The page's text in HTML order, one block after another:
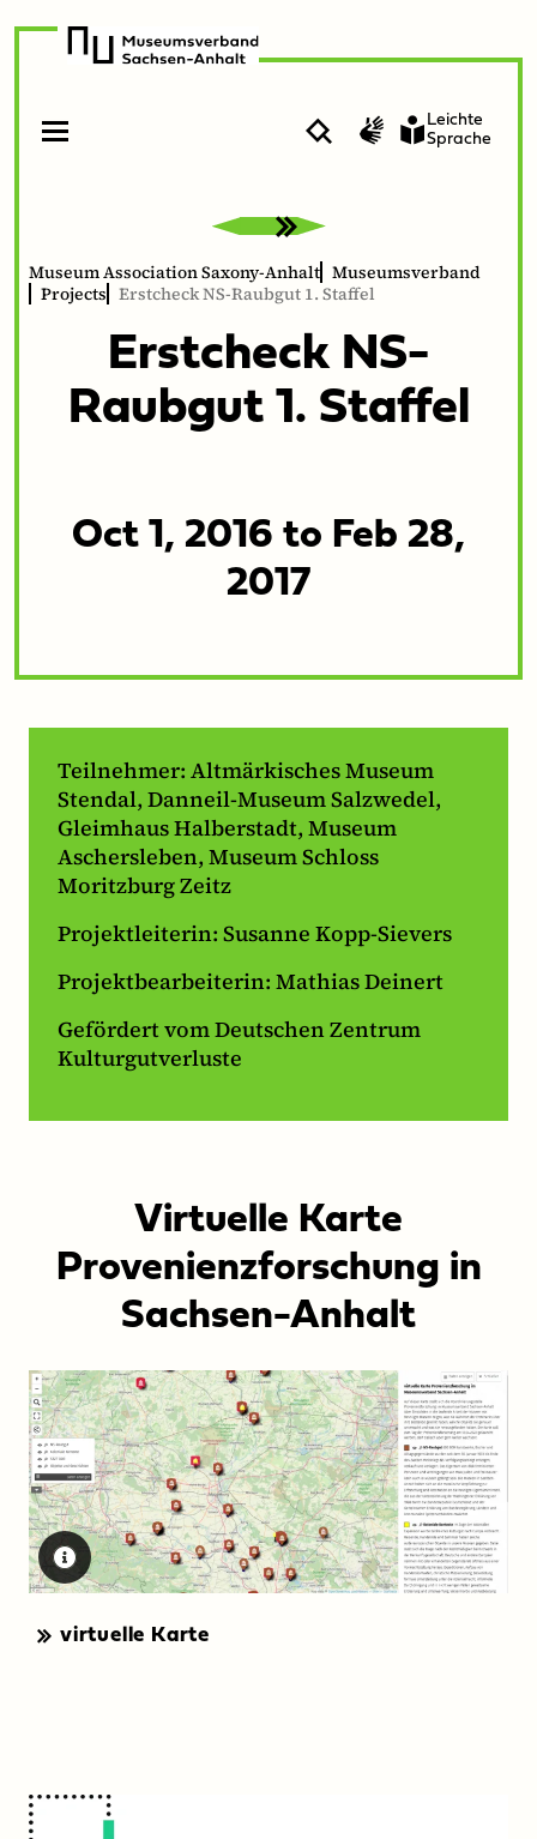
Navigation
Inhalt
Suche Gebärdenvideo
Leichte
Sprache
Museum Association Saxony-Anhalt Museumsverband
Projects Erstcheck NS-Raubgut 1. Staffel
Erstcheck NS-
Raubgut 1 . Staffel
Oct 1, 2016 to Feb 28,
2017
Teilnehmer: Altmärkisches Museum
Stendal, Danneil-Museum Salzwedel,
Gleimhaus Halberstadt, Museum
Aschersleben, Museum Schloss
Moritzburg Zeitz
Projektleiterin: Susanne Kopp-Sievers
Projektbearbeiterin: Mathias Deinert
Gefördert vom Deutschen Zentrum
Kulturgutverluste
Virtuelle Karte
Provenienzforschung in
Sachsen-Anhalt
virtuelle Karte